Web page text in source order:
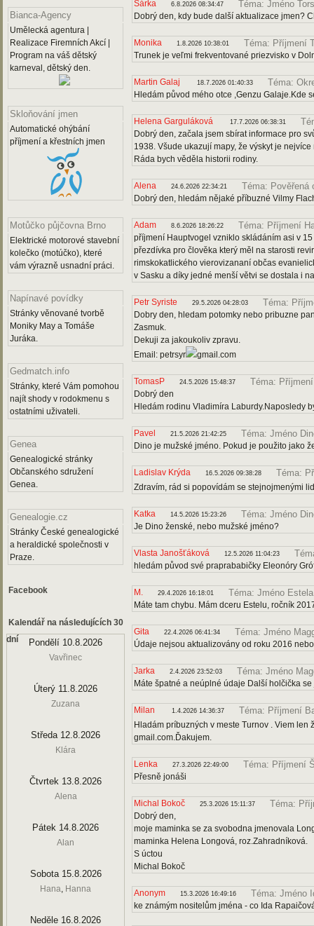
Bianca-Agency
Umělecká agentura |
Realizace Firemních Akcí |
Program na váš dětský
karneval, dětský den.
Skloňování jmen
Automatické ohýbání
příjmení a křestních jmen
Motůčko půjčovna Brno
Elektrické motorové stavební
kolečko (motúčko), které
vám výrazně usnadní práci.
Napínavé povídky
Stránky věnované tvorbě
Moniky May a Tomáše
Juráka.
Gedmatch.info
Stránky, které Vám pomohou
najít shody v rodokmenu s
ostatními uživateli.
Genea
Genealogické stránky
Občanského sdružení
Genea.
Genealogie.cz
Stránky České genealogické
a heraldické společnosti v
Praze.
Facebook
Kalendář na následujících 30
dní
Pondělí 10.8.2026
Vavřinec
Úterý 11.8.2026
Zuzana
Středa 12.8.2026
Klára
Čtvrtek 13.8.2026
Alena
Pátek 14.8.2026
Alan
Sobota 15.8.2026
Hana, Hanna
Neděle 16.8.2026
Šárka 6.8.2026 08:34:47 Téma: Jméno
Dobrý den, kdy bude další aktualizace jmen?
Monika 1.8.2026 10:38:01 Téma: Příjmení
Trunek je veľmi frekventované priezvisko v
Martin Galaj 18.7.2026 01:40:33 Téma:
Hledám původ mého otce ,Genzu Galaje.Kde
Helena Garguláková 17.7.2026 06:38:31
Dobrý den, začala jsem sbírat informace pro
1938. Všude ukazují mapy, že výskyt je
Ráda bych věděla historii rodiny.
Alena 24.6.2026 22:34:21 Téma: Pověřená
Dobrý den, hledám nějaké příbuzné Vilmy
Adam 8.6.2026 18:26:22 Téma: Příjmení
příjmení Hauptvogel vzniklo skládáním asi v
přezdívka pro člověka který měl na starosti
rimskokatlického vierovizananí občas
v Sasku a díky jedné menší větvi se dostala i
Petr Syriste 29.5.2026 04:28:03 Téma:
Dobry den, hledam potomky nebo pribuzne
Zasmuk.
Dekuji za jakoukoliv zpravu.
Email: petrsyr
gmail.com
TomasP 24.5.2026 15:48:37 Téma:
Dobrý den
Hledám rodinu Vladimíra Laburdy.Naposledy
Pavel 21.5.2026 21:42:25 Téma: Jméno
Dino je mužské jméno. Pokud je použito jako
Ladislav Krýda 16.5.2026 09:38:28 Téma:
Zdravím, rád si popovídám se stejnojmenými
Katka 14.5.2026 15:23:26 Téma: Jméno
Je Dino ženské, nebo mužské jméno?
Vlasta Janošťáková 12.5.2026 11:04:23
hledám původ své praprababičky Eleonóry
M. 29.4.2026 16:18:01 Téma: Jméno Estela
Máte tam chybu. Mám dceru Estelu, ročník
Gita 22.4.2026 06:41:34 Téma: Jméno
Údaje nejsou aktualizovány od roku 2016
Jarka 2.4.2026 23:52:03 Téma: Jméno
Máte špatné a neúplné údaje Další holčička
Milan 1.4.2026 14:36:37 Téma: Příjmení
Hladám príbuzných v meste Turnov . Viem
gmail.com.Ďakujem.
Lenka 27.3.2026 22:49:00 Téma: Příjmení
Přesně jonáši
Michal Bokoč 25.3.2026 15:11:37 Téma:
Dobrý den,
moje maminka se za svobodna jmenovala
maminka Helena Longová, roz.Zahradníková.
S úctou
Michal Bokoč
Anonym 15.3.2026 16:49:16 Téma: Jméno
ke známým nositelům jména - co Ida